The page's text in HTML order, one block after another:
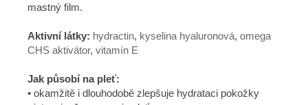
mastný film.
Aktivní látky: hydractin, kyselina hyaluronová, omega
CHS aktivátor, vitamín E
Jak působí na pleť:
• okamžitě i dlouhodobě zlepšuje hydrataci pokožky